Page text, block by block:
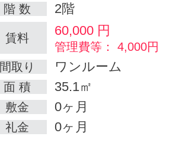
階 数 2階
賃料 60,000 円
管理費等： 4,000円
間取り
ワンルーム
面 積 35.1㎡
敷金 0ヶ月
礼金 0ヶ月